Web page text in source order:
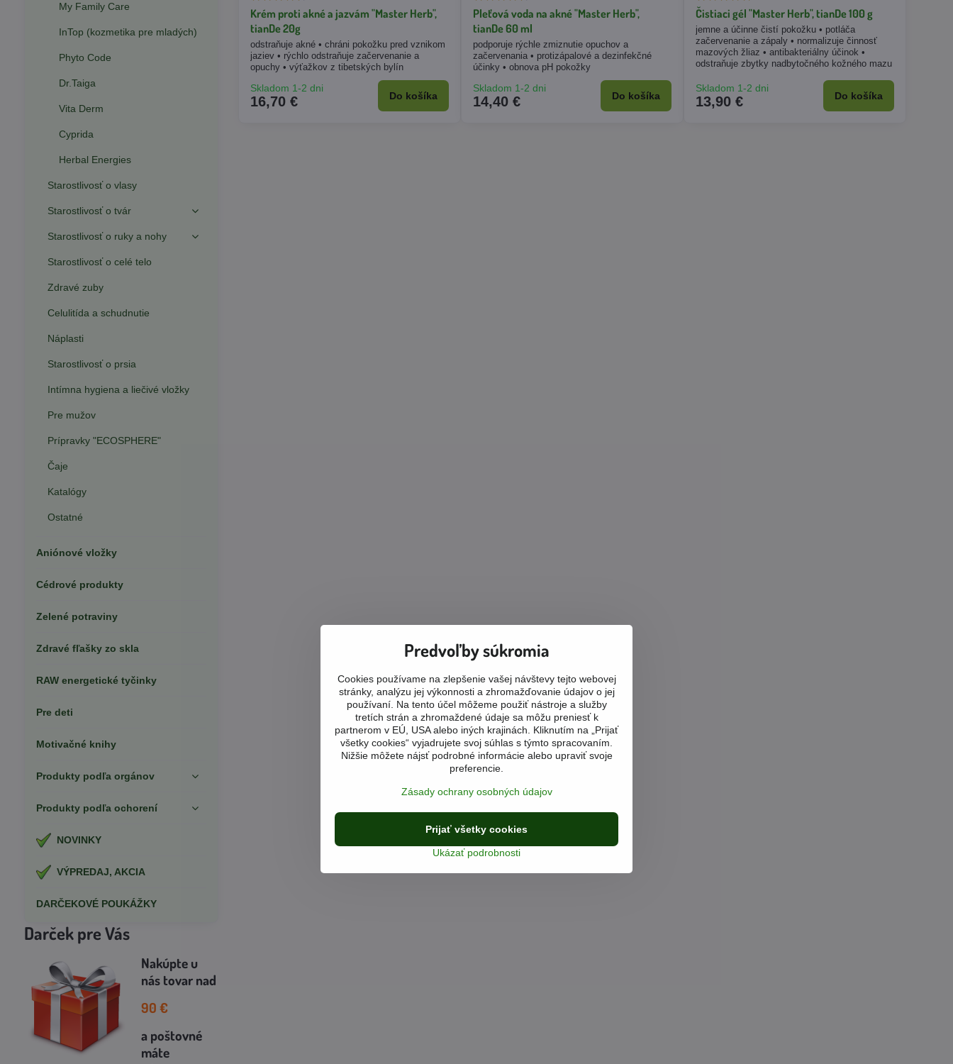
Krém proti akné a jazvám "Master Herb",
tianDe 20g
odstraňuje akné • chráni pokožku pred vznikom
jaziev • rýchlo odstraňuje začervenanie a
opuchy • výťažkov z tibetských bylín
Skladom 1-2 dni
16,70 € Do košíka
Pleťová voda na akné "Master Herb",
tianDe 60 ml
podporuje rýchle zmiznutie opuchov a
začervenania • protizápalové a dezinfekčné
účinky • obnova pH pokožky
Skladom 1-2 dni
14,40 € Do košíka
Čistiaci gél "Master Herb", tianDe 100 g
jemne a účinne čistí pokožku • potláča
začervenanie a zápaly • normalizuje činnosť
mazových žliaz • antibakteriálny účinok •
odstraňuje zbytky nadbytočného kožného mazu
Skladom 1-2 dni
13,90 € Do košíka
My Family Care
InTop (kozmetika pre mladých)
Phyto Code
Dr.Taiga
Vita Derm
Cyprida
Herbal Energies
Starostlivosť o vlasy
Starostlivosť o tvár
Starostlivosť o ruky a nohy
Starostlivosť o celé telo
Zdravé zuby
Celulitída a schudnutie
Náplasti
Starostlivosť o prsia
Intímna hygiena a liečivé vložky
Pre mužov
Prípravky "ECOSPHERE"
Čaje
Katalógy
Ostatné
Aniónové vložky
Cédrové produkty
Zelené potraviny
Zdravé fľašky zo skla
RAW energetické tyčinky
Pre deti
Motivačné knihy
Produkty podľa orgánov
Produkty podľa ochorení
NOVINKY
VÝPREDAJ, AKCIA
DARČEKOVÉ POUKÁŽKY
Darček pre Vás
Nakúpte u
nás tovar nad
90 €
a poštovné
máte
Predvoľby súkromia
Cookies používame na zlepšenie vašej návštevy tejto webovej
stránky, analýzu jej výkonnosti a zhromažďovanie údajov o jej
používaní. Na tento účel môžeme použiť nástroje a služby
tretích strán a zhromaždené údaje sa môžu preniesť k
partnerom v EÚ, USA alebo iných krajinách. Kliknutím na „Prijať
všetky cookies“ vyjadrujete svoj súhlas s týmto spracovaním.
Nižšie môžete nájsť podrobné informácie alebo upraviť svoje
preferencie.
Zásady ochrany osobných údajov
Ukázať podrobnosti
Prijať všetky cookies